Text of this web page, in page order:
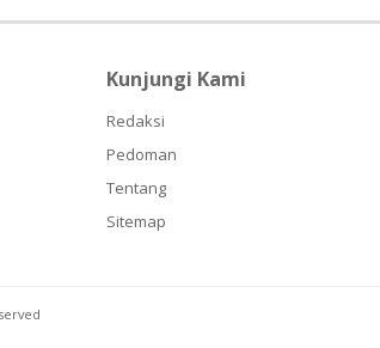
Kunjungi Kami
Redaksi
Pedoman
Tentang
Sitemap